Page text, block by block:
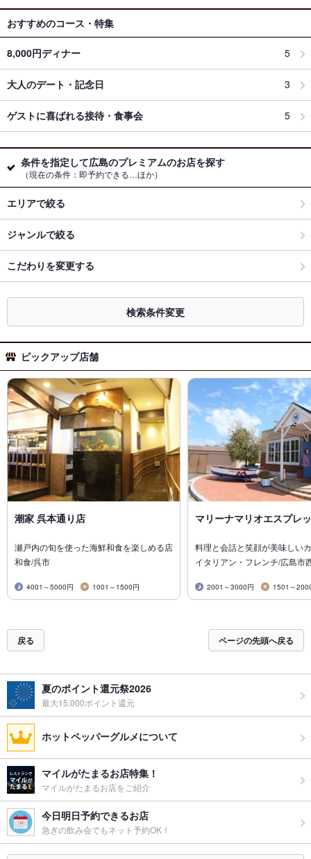
おすすめのコース・特集
8,000円ディナー 5
大人のデート・記念日 3
ゲストに喜ばれる接待・食事会 5
条件を指定して広島のプレミアムのお店を探す
（現在の条件：即予約できる…ほか）
エリアで絞る
ジャンルで絞る
こだわりを変更する
検索条件変更
ピックアップ店舗
潮家 呉本通り店
瀬戸内の旬を使った海鮮和食を楽しめる店
和食/呉市
4001～5000円 1001～1500円
マリーナマリオエスプレ
料理と会話と笑顔が美味しい
イタリアン・フレンチ/広島市
2001～3000円 1501～
戻る ページの先頭へ戻る
夏のポイント還元祭2026
最大15,000ポイント還元
ホットペッパーグルメについて
マイルがたまるお店特集！
マイルがたまるお店をご紹介
今日明日予約できるお店
急ぎの飲み会でもネット予約OK！